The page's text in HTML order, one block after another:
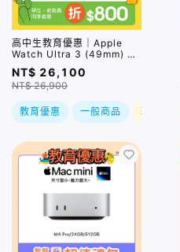
高中生教育優惠｜Apple
Watch Ultra 3 (49mm) 原
色鈦金屬錶殼
NT$ 26,100
NT$ 26,900
教育優惠 一般商品 現折